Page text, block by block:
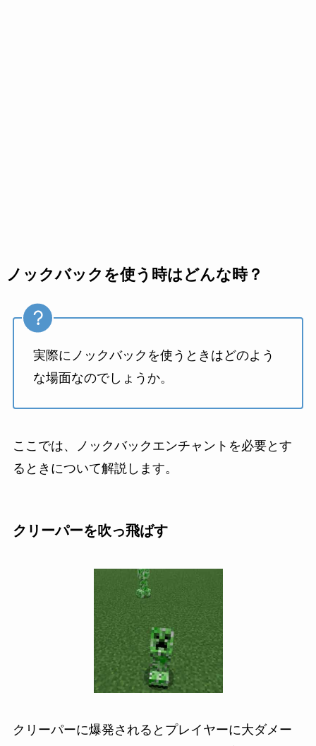
ノックバックを使う時はどんな時？
実際にノックバックを使うときはどのよう
な場面なのでしょうか。
ここでは、ノックバックエンチャントを必要とす
るときについて解説します。
クリーパーを吹っ飛ばす
クリーパーに爆発されるとプレイヤーに大ダメー